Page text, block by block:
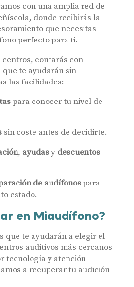
con una amplia red de
donde recibirás la
que necesitas
perfecto para ti.
contarás con
te ayudarán sin
las facilidades:
para conocer tu nivel de
sin coste antes de decidirte.
, ayudasy descuentos
de audífonospara
estado.
en Miaudífono?
que te ayudarán a elegir el
auditivos más cercanos
tecnología y atención
a recuperar tu audición